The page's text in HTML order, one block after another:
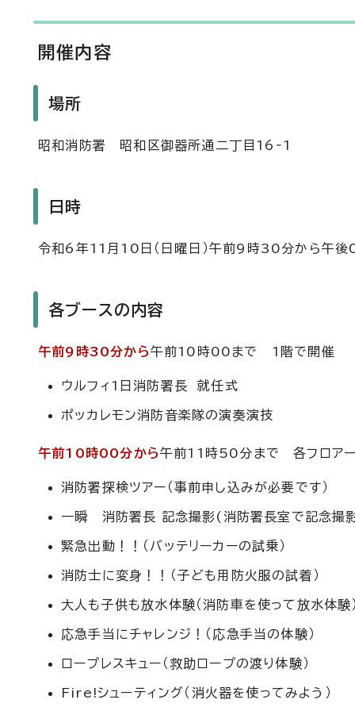
開催内容
場所
昭和消防署 昭和区御器所通二丁目16‐1
日時
令和6年11月10日（日曜日）午前9時30分から午
各ブースの内容
午前9時30分から午前10時00まで 1階で開催
ウルフィ1日消防署長 就任式
ポッカレモン消防音楽隊の演奏演技
午前10時00分から午前11時50分まで 各フロア
消防署探検ツアー（事前申し込みが必要です）
一瞬 消防署長 記念撮影(消防署長室で記念撮
緊急出動！！（バッテリーカーの試乗）
消防士に変身！！（子ども用防火服の試着）
大人も子供も放水体験（消防車を使って放水体験）
応急手当にチャレンジ！（応急手当の体験）
ロープレスキュー（救助ロープの渡り体験）
Fire!シューティング（消火器を使ってみよう）